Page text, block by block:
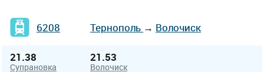
6208 Тернополь → Волочиск
21.38
Супрановка
21.53
Волочиск